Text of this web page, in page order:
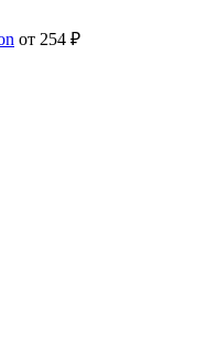
от 254 ₽